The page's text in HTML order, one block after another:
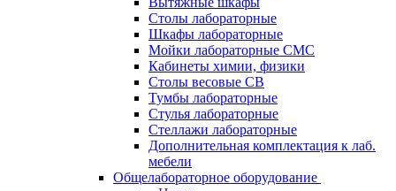
Столы лабораторные
Шкафы лабораторные
Мойки лабораторные СМС
Кабинеты химии, физики
Столы весовые СВ
Тумбы лабораторные
Стулья лабораторные
Стеллажи лабораторные
Дополнительная комплектация к лаб.
мебели
Общелабораторное оборудование